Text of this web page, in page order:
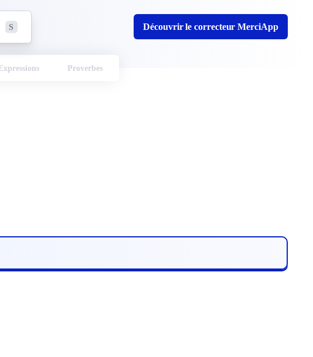
S Découvrir le correcteur MerciApp
Proverbes